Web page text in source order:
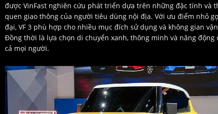
được VinFast nghiên cứu phát triển dựa trên những đặc tính và
quen giao thông của người tiêu dùng nội địa. Với ưu điểm nhỏ
đại, VF 3 phù hợp cho nhiều mục đích sử dụng và không gian
Đồng thời là lựa chọn di chuyển xanh, thông minh và năng động
cả mọi người.